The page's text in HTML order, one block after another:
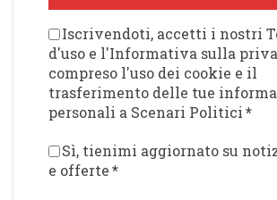
Iscrivendoti, accetti i nostri
d'uso e l'Informativa sulla
compreso l'uso dei cookie e il
trasferimento delle tue
personali a Scenari Politici*
Sì, tienimi aggiornato su
e offerte*